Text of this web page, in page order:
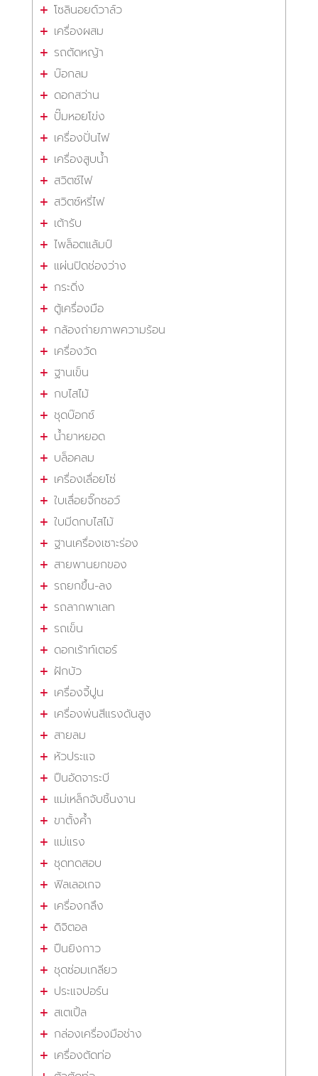
โซลินอยด์วาล์ว
เครื่องผสม
รถตัดหญ้า
บ๊อกลม
ดอกสว่าน
ปั๊มหอยโข่ง
เครื่องปั่นไฟ
เครื่องสูบน้ำ
สวิตซ์ไฟ
สวิตซ์หรี่ไฟ
เต้ารับ
ไพล็อตแล้มป์
แผ่นปิดช่องว่าง
กระดิ่ง
ตู้เครื่องมือ
กล้องถ่ายภาพความร้อน
เครื่องวัด
ฐานเข็น
กบไสไม้
ชุดบ๊อกซ์
น้ำยาหยอด
บล็อคลม
เครื่องเลื่อยโซ่
ใบเลื่อยจิ๊กซอว์
ใบมีดกบไสไม้
ฐานเครื่องเซาะร่อง
สายพานยกของ
รถยกขึ้น-ลง
รถลากพาเลท
รถเข็น
ดอกเร้าท์เตอร์
ฝักบัว
เครื่องจี้ปูน
เครื่องพ่นสีแรงดันสูง
สายลม
หัวประแจ
ปืนอัดจาระบี
แม่เหล็กจับชิ้นงาน
ขาตั้งค้ำ
แม่แรง
ชุดทดสอบ
ฟิลเลอเกจ
เครื่องกลึง
ดิจิตอล
ปืนยิงกาว
ชุดซ่อมเกลียว
ประแจปอร์น
สเตเปิ้ล
กล่องเครื่องมือช่าง
เครื่องตัดท่อ